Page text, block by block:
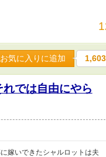
お気に入りに追加 1,603
では自由にやら
嫁いできたシャルロットは夫